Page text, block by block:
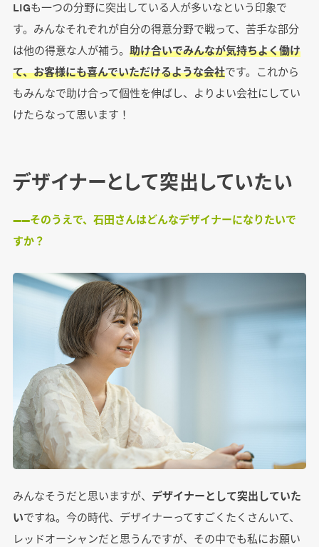
LIGも一つの分野に突出している人が多いなという印象で
す。みんなそれぞれが自分の得意分野で戦って、苦手な部分
は他の得意な人が補う。 助け合いでみんなが気持ちよく働け
て、お客様にも喜んでいただけるような会社です。これから
もみんなで助け合って個性を伸ばし、よりよい会社にしてい
けたらなって思います！
デザイナーとして突出していたい
――そのうえで、石田さんはどんなデザイナーになりたいで
すか？
みんなそうだと思いますが、 デザイナーとして突出していた
いですね。今の時代、デザイナーってすごくたくさんいて、
レッドオーシャンだと思うんですが、その中でも私にお願い